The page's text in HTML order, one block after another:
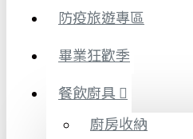
防疫旅遊專區
畢業狂歡季
餐飲廚具
廚房收納